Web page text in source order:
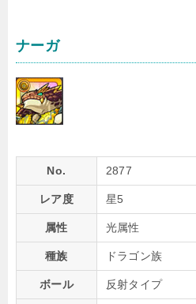
ナーガ
No. 2877
レア度 星5
属性 光属性
種族 ドラゴン族
ボール 反射タイプ